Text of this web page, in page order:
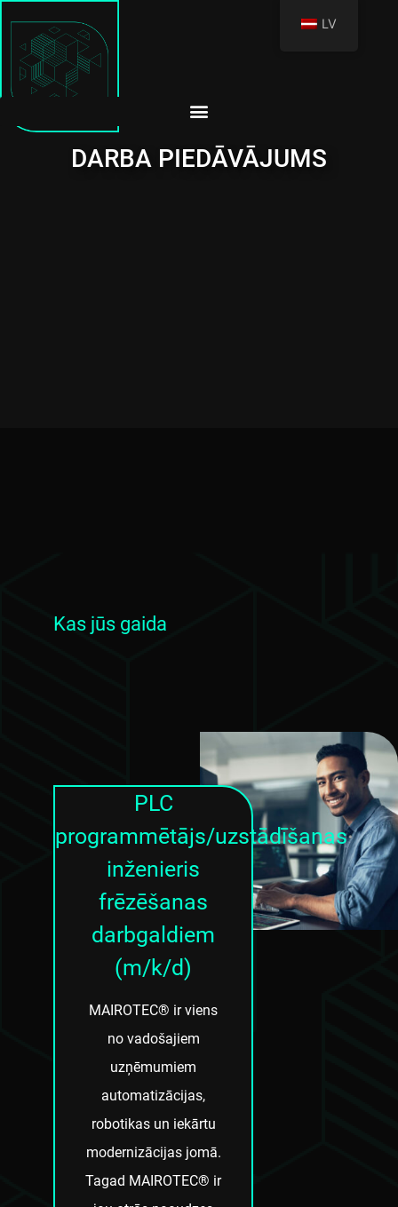
DARBA PIEDĀVĀJUMS
Kas jūs gaida
PLC
programmētājs/uzstādīšanas
inženieris
frēzēšanas
darbgaldiem
(m/k/d)
MAIROTEC® ir viens
no vadošajiem
uzņēmumiem
automatizācijas,
robotikas un iekārtu
modernizācijas jomā.
Tagad MAIROTEC® ir
LV